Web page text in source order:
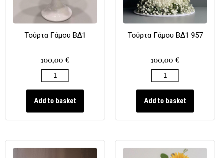
Τούρτα Γάμου ΒΔ1
100,00 €
Add to basket
Τούρτα Γάμου ΒΔ1 957
100,00 €
Add to basket